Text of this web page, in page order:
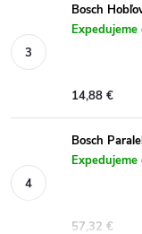
Bosch
14,88 €
Bosch
57,32 €